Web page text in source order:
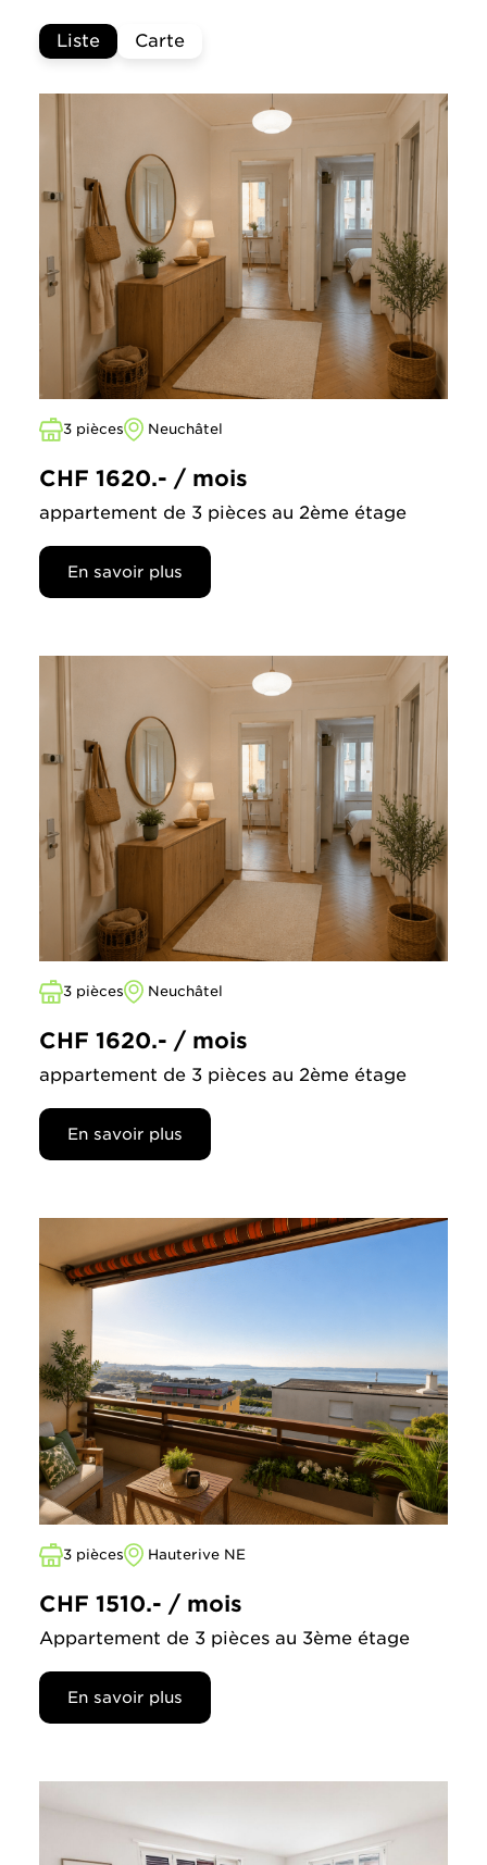
Liste Carte
3 pièces Neuchâtel
CHF 1620.- / mois
appartement de 3 pièces au 2ème étage
En savoir plus
3 pièces Neuchâtel
CHF 1620.- / mois
appartement de 3 pièces au 2ème étage
En savoir plus
3 pièces Hauterive NE
CHF 1510.- / mois
Appartement de 3 pièces au 3ème étage
En savoir plus